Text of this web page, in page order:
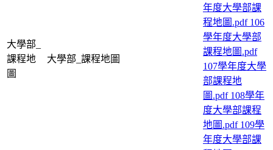
大學部_
課程地
圖
大學部_課程地圖
年度大學部課
程地圖.pdf106
學年度大學部
課程地圖.pdf
107學年度大學
部課程地
圖.pdf108學年
度大學部課程
地圖.pdf109學
年度大學部課